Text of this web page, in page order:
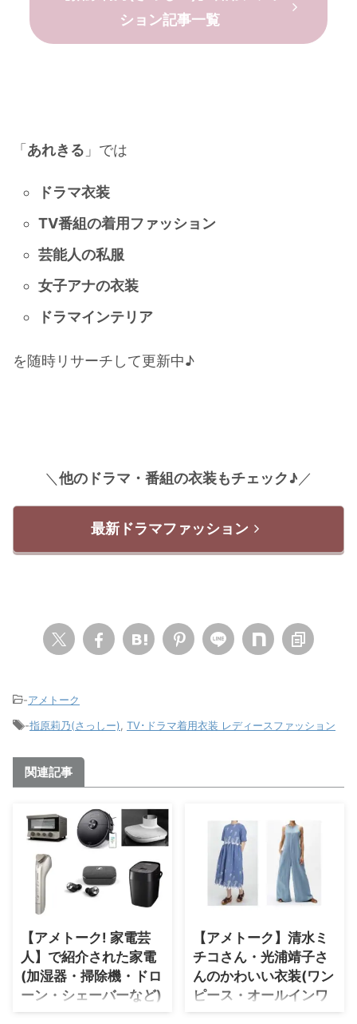
ション記事一覧
「 あれきる 」では
ドラマ衣装
TV番組の着用ファッション
芸能人の私服
女子アナの衣装
ドラマインテリア
を随時リサーチして更新中♪
＼ 他のドラマ・番組の衣装もチェック♪ ／
最新ドラマファッション
-アメトーク
-指原莉乃(さっしー) TV･ドラマ着用衣装 レディースファッション
関連記事
【アメトーク! 家電芸
人】で紹介された家電
(加湿器・掃除機・ドロ
ーン・シェーバーなど)
のブランドはこちら
【アメトーク】清水ミ
チコさん・光浦靖子さ
んのかわいい衣装(ワン
ピース・オールインワ
ン)のブランドはこちら